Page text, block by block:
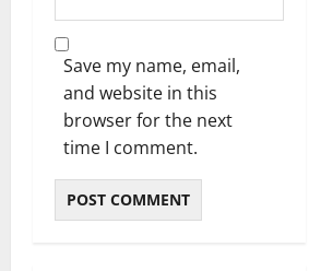
Save my name, email,
and website in this
browser for the next
time I comment.